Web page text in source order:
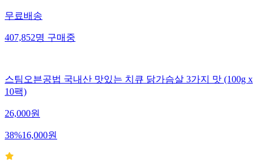
무료배송
407,852명 구매중
스팀오븐공법 국내산 맛있는 치큐 닭가슴살 3가지 맛 (100g x
10팩)
26,000원
38%16,000원